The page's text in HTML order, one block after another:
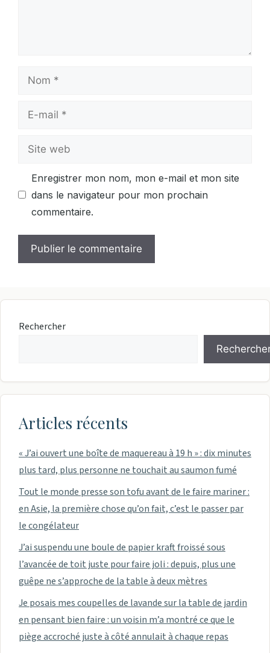
Nom
Site
Enregistrer mon nom, mon e-mail et mon site
dans le navigateur pour mon prochain
commentaire.
Rechercher
Articles récents
« J’ai ouvert une boîte de maquereau à 19 h » : dix minutes
plus tard, plus personne ne touchait au saumon fumé
Tout le monde presse son tofu avant de le faire mariner :
en Asie, la première chose qu’on fait, c’est le passer par
le congélateur
J’ai suspendu une boule de papier kraft froissé sous
l’avancée de toit juste pour faire joli : depuis, plus une
guêpe ne s’approche de la table à deux mètres
Je posais mes coupelles de lavande sur la table de jardin
en pensant bien faire : un voisin m’a montré ce que le
piège accroché juste à côté annulait à chaque repas